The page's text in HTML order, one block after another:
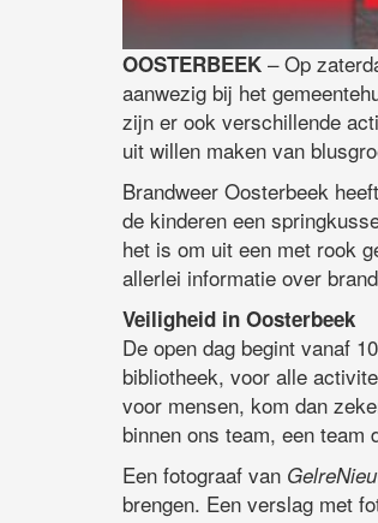
OOSTERBEEK – Op
aanwezig bij het
zijn er ook verschillende
uit willen maken van
Brandweer Oosterbeek
de kinderen een
het is om uit een met rook
allerlei informatie over
Veiligheid in Oosterbeek
De open dag begint vanaf
bibliotheek, voor alle
voor mensen, kom dan
binnen ons team, een
Een fotograaf van
brengen. Een verslag met